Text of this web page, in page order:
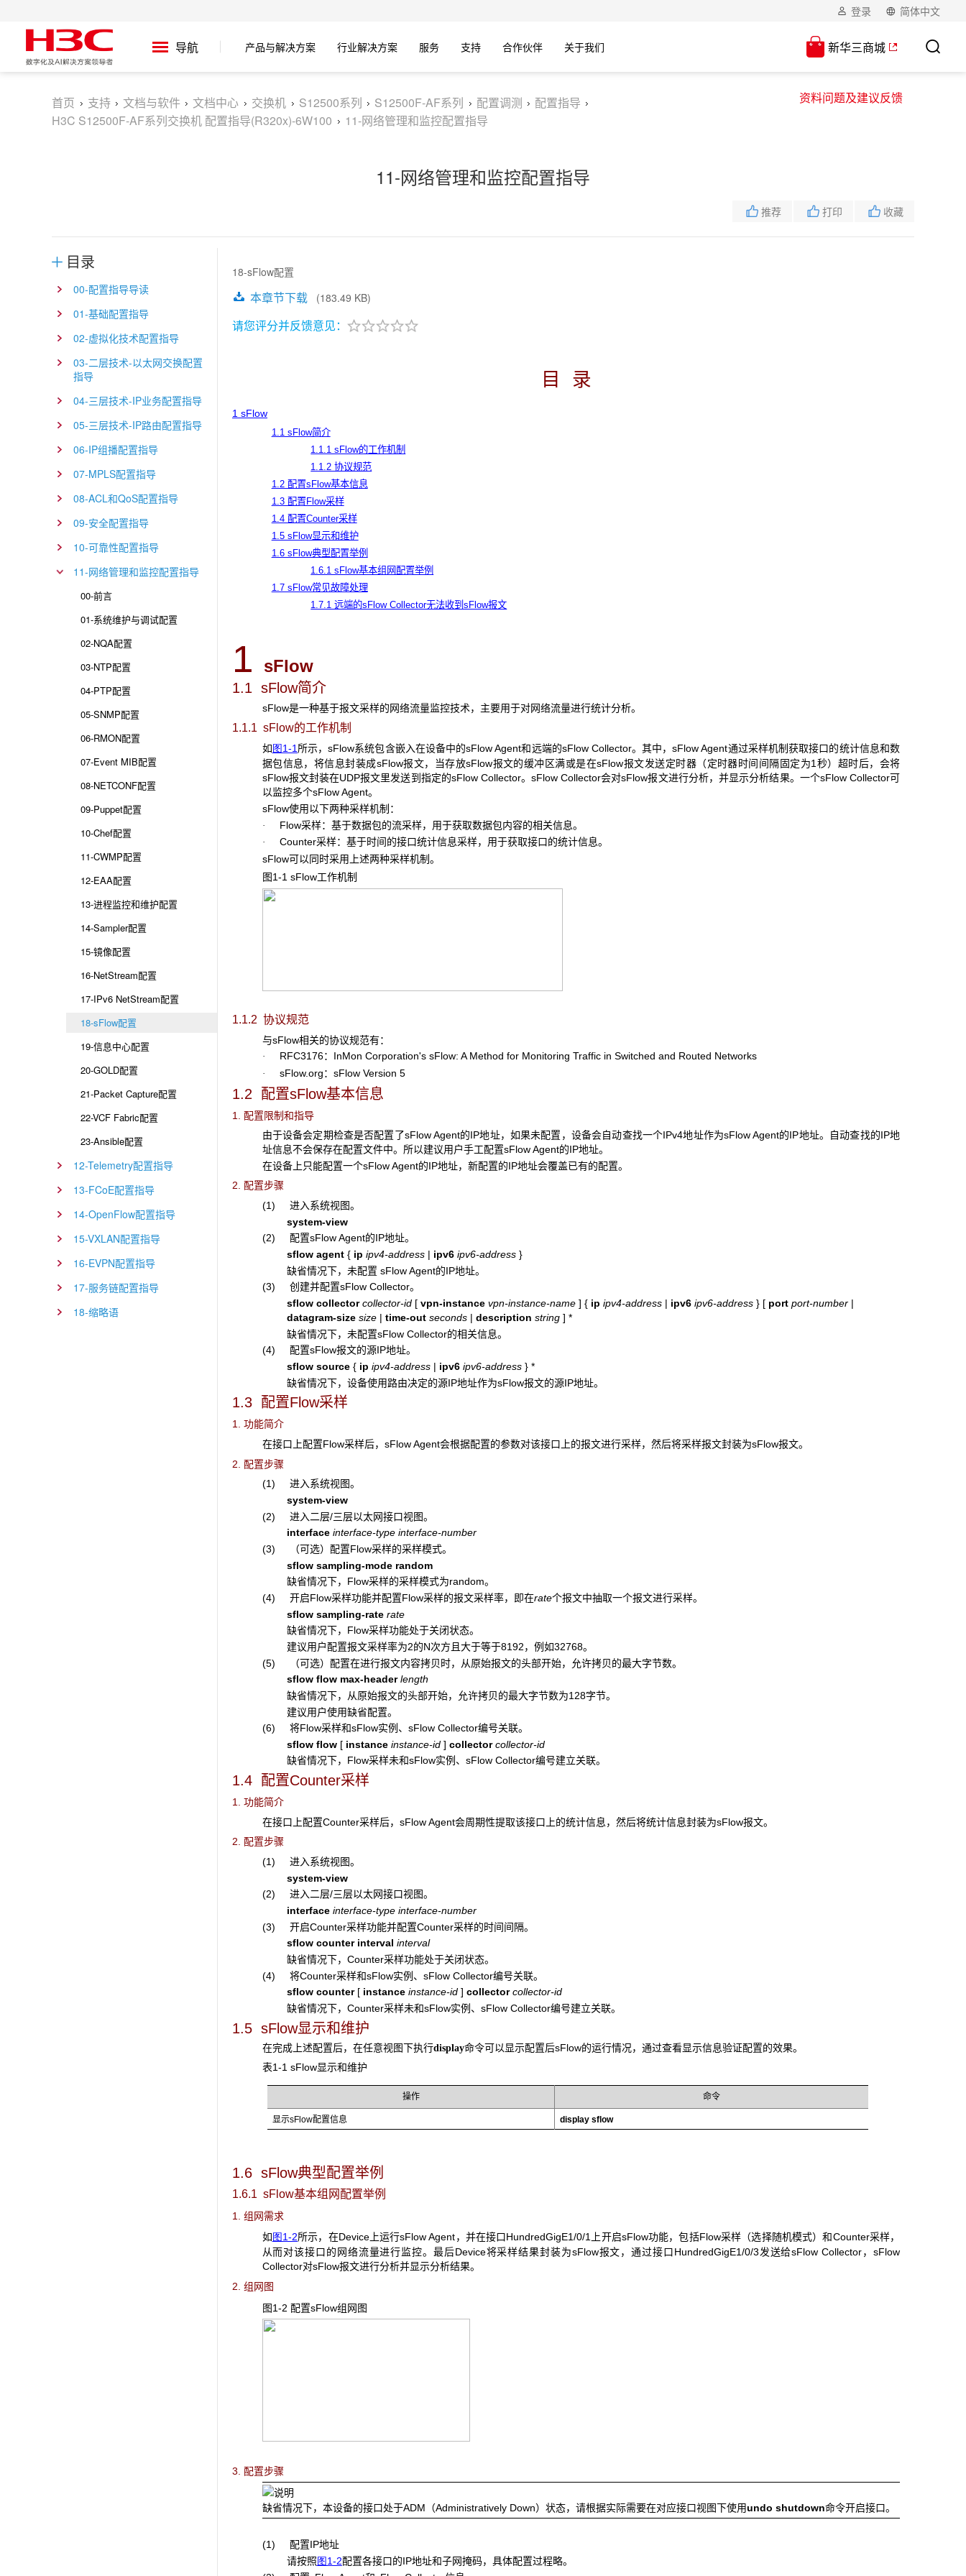
登录 简体中文
导航 产品与解决方案 行业解决方案 服务 支持 合作伙伴 关于我们 新华三商城
资料问题及建议反馈
首页 支持 文档与软件 文档中心 交换机 S12500系列 S12500F-AF系列 配置调测
配置指导
H3C S12500F-AF系列交换机 配置指导(R320x)-6W100
11-网络管理和监控配置指导
11-网络管理和监控配置指导
收藏
打印
推荐
目录
00-配置指导导读
01-基础配置指导
02-虚拟化技术配置指导
03-二层技术-以太网交换配置
指导
04-三层技术-IP业务配置指导
05-三层技术-IP路由配置指导
06-IP组播配置指导
07-MPLS配置指导
08-ACL和QoS配置指导
09-安全配置指导
10-可靠性配置指导
11-网络管理和监控配置指导
00-前言
01-系统维护与调试配置
02-NQA配置
03-NTP配置
04-PTP配置
05-SNMP配置
06-RMON配置
07-Event MIB配置
08-NETCONF配置
09-Puppet配置
10-Chef配置
11-CWMP配置
12-EAA配置
13-进程监控和维护配置
14-Sampler配置
15-镜像配置
16-NetStream配置
17-IPv6 NetStream配置
18-sFlow配置
19-信息中心配置
20-GOLD配置
21-Packet Capture配置
22-VCF Fabric配置
23-Ansible配置
12-Telemetry配置指导
13-FCoE配置指导
14-OpenFlow配置指导
15-VXLAN配置指导
16-EVPN配置指导
17-服务链配置指导
18-缩略语
18-sFlow配置
本章节下载 (183.49 KB)
请您评分并反馈意见：
目 录
1 sFlow
1.1 sFlow简介
1.1.1 sFlow的工作机制
1.1.2 协议规范
1.2 配置sFlow基本信息
1.3 配置Flow采样
1.4 配置Counter采样
1.5 sFlow显示和维护
1.6 sFlow典型配置举例
1.6.1 sFlow基本组网配置举例
1.7 sFlow常见故障处理
1.7.1 远端的sFlow Collector无法收到sFlow报文
1 sFlow
1.1 sFlow简介
sFlow是一种基于报文采样的网络流量监控技术，主要用于对网络流量进行统计分析。
1.1.1 sFlow的工作机制
如图1-1所示，sFlow系统包含嵌入在设备中的sFlow Agent和远端的sFlow Collector。其中，sFlow Agent通过采样机制获取接口的统计信息和数
据包信息，将信息封装成sFlow报文，当存放sFlow报文的缓冲区满或是在sFlow报文发送定时器（定时器时间间隔固定为1秒）超时后，会将
sFlow报文封装在UDP报文里发送到指定的sFlow Collector。sFlow Collector会对sFlow报文进行分析，并显示分析结果。一个sFlow Collector可
以监控多个sFlow Agent。
sFlow使用以下两种采样机制：
· Flow采样：基于数据包的流采样，用于获取数据包内容的相关信息。
· Counter采样：基于时间的接口统计信息采样，用于获取接口的统计信息。
sFlow可以同时采用上述两种采样机制。
图1-1 sFlow工作机制
1.1.2 协议规范
与sFlow相关的协议规范有：
· RFC3176：InMon Corporation's sFlow: A Method for Monitoring Traffic in Switched and Routed Networks
· sFlow.org：sFlow Version 5
1.2 配置sFlow基本信息
1. 配置限制和指导
由于设备会定期检查是否配置了sFlow Agent的IP地址，如果未配置，设备会自动查找一个IPv4地址作为sFlow Agent的IP地址。自动查找的IP地
址信息不会保存在配置文件中。所以建议用户手工配置sFlow Agent的IP地址。
在设备上只能配置一个sFlow Agent的IP地址，新配置的IP地址会覆盖已有的配置。
2. 配置步骤
(1) 进入系统视图。
system-view
(2) 配置sFlow Agent的IP地址。
sflow agent { ip ipv4-address | ipv6 ipv6-address }
缺省情况下，未配置 sFlow Agent的IP地址。
(3) 创建并配置sFlow Collector。
sflow collectorcollector-id [vpn-instance vpn-instance-name ] { ip ipv4-address | ipv6 ipv6-address } [ port port-number |
datagram-size size | time-out seconds | description string ] *
缺省情况下，未配置sFlow Collector的相关信息。
(4) 配置sFlow报文的源IP地址。
sflow source { ip ipv4-address | ipv6ipv6-address } *
缺省情况下，设备使用路由决定的源IP地址作为sFlow报文的源IP地址。
1.3 配置Flow采样
1. 功能简介
在接口上配置Flow采样后，sFlow Agent会根据配置的参数对该接口上的报文进行采样，然后将采样报文封装为sFlow报文。
2. 配置步骤
(1) 进入系统视图。
system-view
(2) 进入二层/三层以太网接口视图。
interface interface-type interface-number
(3) （可选）配置Flow采样的采样模式。
sflow sampling-mode random
缺省情况下，Flow采样的采样模式为random。
(4) 开启Flow采样功能并配置Flow采样的报文采样率，即在rate个报文中抽取一个报文进行采样。
sflow sampling-rate rate
缺省情况下，Flow采样功能处于关闭状态。
建议用户配置报文采样率为2的N次方且大于等于8192，例如32768。
(5) （可选）配置在进行报文内容拷贝时，从原始报文的头部开始，允许拷贝的最大字节数。
sflow flow max-header length
缺省情况下，从原始报文的头部开始，允许拷贝的最大字节数为128字节。
建议用户使用缺省配置。
(6) 将Flow采样和sFlow实例、sFlow Collector编号关联。
sflow flow [ instanceinstance-id ] collector collector-id
缺省情况下，Flow采样未和sFlow实例、sFlow Collector编号建立关联。
1.4 配置Counter采样
1. 功能简介
在接口上配置Counter采样后，sFlow Agent会周期性提取该接口上的统计信息，然后将统计信息封装为sFlow报文。
2. 配置步骤
(1) 进入系统视图。
system-view
(2) 进入二层/三层以太网接口视图。
interface interface-type interface-number
(3) 开启Counter采样功能并配置Counter采样的时间间隔。
sflow counter interval interval
缺省情况下，Counter采样功能处于关闭状态。
(4) 将Counter采样和sFlow实例、sFlow Collector编号关联。
sflow counter [ instanceinstance-id ] collector collector-id
缺省情况下，Counter采样未和sFlow实例、sFlow Collector编号建立关联。
1.5 sFlow显示和维护
在完成上述配置后，在任意视图下执行display命令可以显示配置后sFlow的运行情况，通过查看显示信息验证配置的效果。
表1-1 sFlow显示和维护
操作 命令
显示sFlow配置信息 display sflow
1.6 sFlow典型配置举例
1.6.1 sFlow基本组网配置举例
1. 组网需求
如图1-2所示，在Device上运行sFlow Agent，并在接口HundredGigE1/0/1上开启sFlow功能，包括Flow采样（选择随机模式）和Counter采样，
从而对该接口的网络流量进行监控。最后Device将采样结果封装为sFlow报文，通过接口HundredGigE1/0/3发送给sFlow Collector，sFlow
Collector对sFlow报文进行分析并显示分析结果。
2. 组网图
图1-2 配置sFlow组网图
3. 配置步骤
缺省情况下，本设备的接口处于ADM（Administratively Down）状态，请根据实际需要在对应接口视图下使用undo shutdown命令开启接口。
(1) 配置IP地址
请按照图1-2配置各接口的IP地址和子网掩码，具体配置过程略。